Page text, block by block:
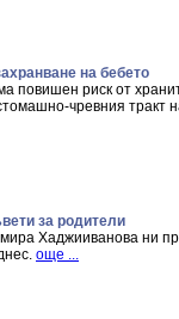
на бебето
повишен риск от
чревния тракт
за родители
Хаджииванова ни
още ...